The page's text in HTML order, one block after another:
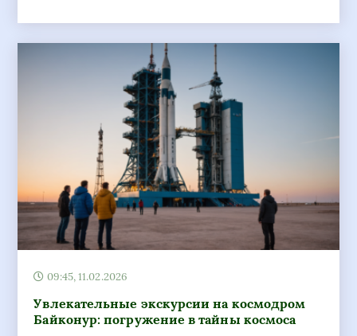
09:45, 11.02.2026
Увлекательные экскурсии на космодром
Байконур: погружение в тайны космоса